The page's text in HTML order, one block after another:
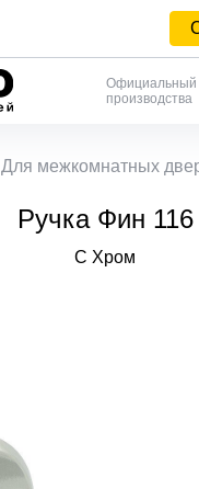
Официальный
производства
Для межкомнатных
Ручка Фин 116
C Хром